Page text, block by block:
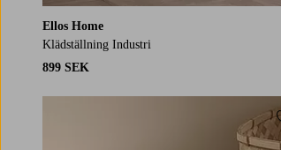
Ellos Home
Klädställning Industri
899 SEK